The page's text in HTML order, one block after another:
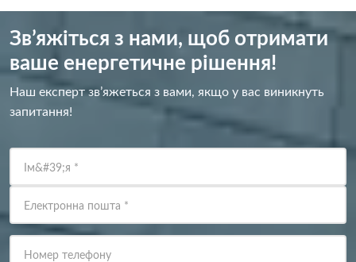
Зв’яжіться з нами, щоб отримати
ваше енергетичне рішення!
Наш експерт зв’яжеться з вами, якщо у вас виникнуть
запитання!
Ім&#39;я *
Електронна пошта *
Номер телефону